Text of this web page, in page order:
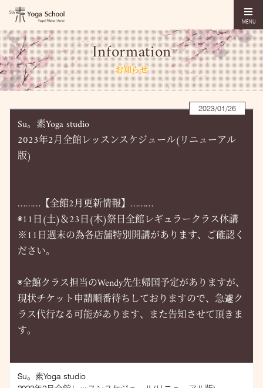
MENU
Information
お知らせ
Su。素Yoga studio
2023年2月全館レッスンスケジュール(リニューアル
版)
………【全館2月更新情報】………
◉11日(土)＆23日(木)祭日全館レギュラークラス休講
※11日週末の為各店舗特別開講があります、ご確認く
ださい。
◉全館クラス担当のWendy先生帰国予定がありますが、
現状チケット申請順番待ちしておりますので、急遽ク
ラス代行なる可能があります、また告知させて頂きま
す。
2023/01/26
Su。素Yoga studio